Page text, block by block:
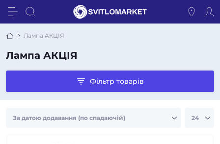
Лампа АКЦІЯ
Лампа АКЦІЯ
Фільтр товарів